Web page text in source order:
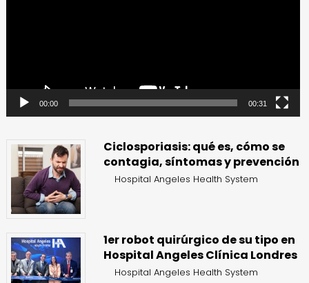
00:00 00:31
Ciclosporiasis: qué es, cómo se
contagia, síntomas y prevención
Hospital Angeles Health System
1er robot quirúrgico de su tipo en
Hospital Angeles Clínica Londres
Hospital Angeles Health System